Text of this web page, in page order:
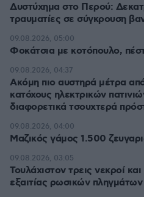
Δυστύχημα στο Περού:
τραυματίες σε σύγκρουση
Φοκάτσια με κοτόπουλο,
09.08.2026, 05:00
Ακόμη πιο αυστηρά μέτρα
κατόχους ηλεκτρικών
διαφορετικά τσουχτερά
09.08.2026, 04:37
Μαζικός γάμος 1.500
09.08.2026, 04:00
Τουλάχιστον τρεις νεκροί
εξαιτίας ρωσικών
09.08.2026, 03:05